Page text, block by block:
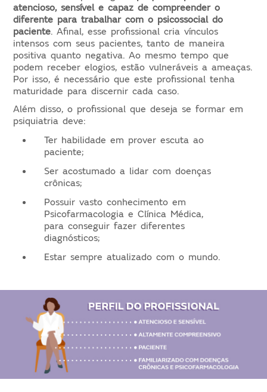
atencioso, sensível e capaz de compreender o
diferente para trabalhar com o psicossocial do
paciente. Afinal, esse profissional cria vínculos
intensos com seus pacientes, tanto de maneira
positiva quanto negativa. Ao mesmo tempo que
podem receber elogios, estão vulneráveis a ameaças.
Por isso, é necessário que este profissional tenha
maturidade para discernir cada caso.
Além disso, o profissional que deseja se formar em
psiquiatria deve:
Ter habilidade em prover escuta ao
paciente;
Ser acostumado a lidar com doenças
crônicas;
Possuir vasto conhecimento em
Psicofarmacologia e Clínica Médica,
para conseguir fazer diferentes
diagnósticos;
Estar sempre atualizado com o mundo.